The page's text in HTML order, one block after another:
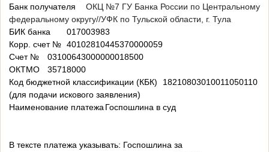
Банк получателя
ОКЦ №7 ГУ Банка России по Центральному
федеральному округу//УФК по Тульской области, г. Тула
БИК банка
017003983
Корр. счет № 40102810445370000059
Счет №
03100643000000018500
ОКТМО
35718000
Код бюджетной классификации (КБК)
18210803010011050110
(для подачи искового заявления)
Наименование платежа Госпошлина в суд
В тексте платежа указывать: Госпошлина за